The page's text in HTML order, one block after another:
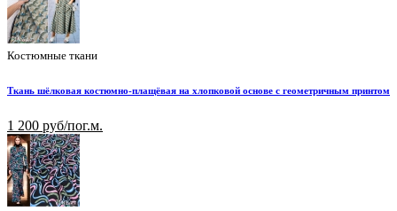
Костюмные ткани
Ткань шёлковая костюмно-плащёвая на хлопковой основе с геометричным принтом
1 200 руб/пог.м.